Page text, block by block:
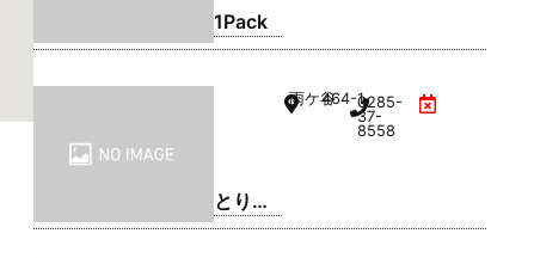
1Pack
とり弁
鶏 小山
雨ケ谷464-10285-
37-
8558